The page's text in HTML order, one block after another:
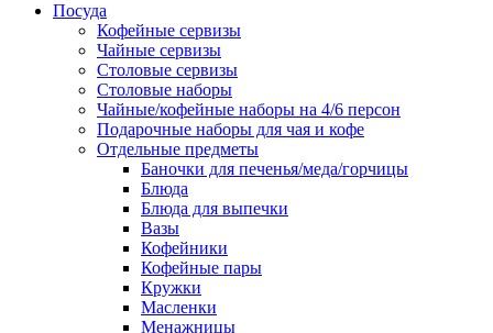
Посуда
Кофейные сервизы
Чайные сервизы
Столовые сервизы
Столовые наборы
Чайные/кофейные наборы на 4/6 персон
Подарочные наборы для чая и кофе
Отдельные предметы
Баночки для печенья/меда/горчицы
Блюда
Блюда для выпечки
Вазы
Кофейники
Кофейные пары
Кружки
Масленки
Менажницы